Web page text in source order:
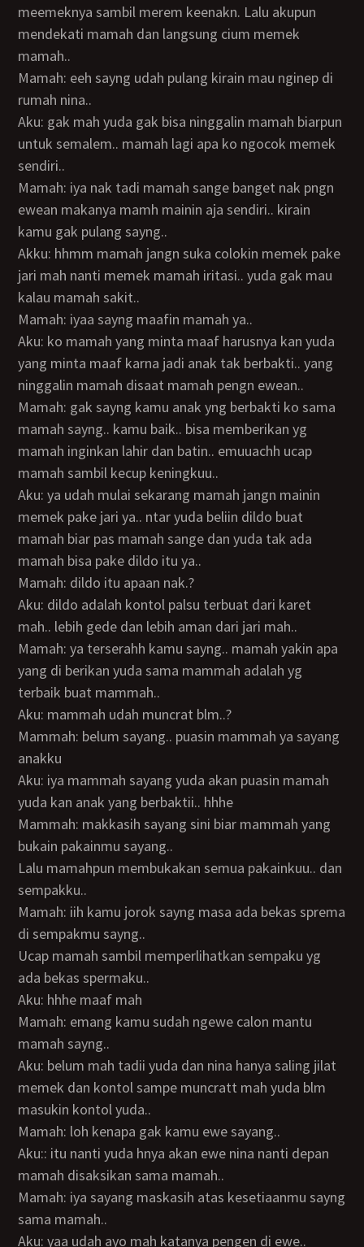
meemeknya sambil merem keenakn. Lalu akupun
mendekati mamah dan langsung cium memek
mamah..
Mamah: eeh sayng udah pulang kirain mau nginep di
rumah nina..
Aku: gak mah yuda gak bisa ninggalin mamah biarpun
untuk semalem.. mamah lagi apa ko ngocok memek
sendiri..
Mamah: iya nak tadi mamah sange banget nak pngn
ewean makanya mamh mainin aja sendiri.. kirain
kamu gak pulang sayng..
Akku: hhmm mamah jangn suka colokin memek pake
jari mah nanti memek mamah iritasi.. yuda gak mau
kalau mamah sakit..
Mamah: iyaa sayng maafin mamah ya..
Aku: ko mamah yang minta maaf harusnya kan yuda
yang minta maaf karna jadi anak tak berbakti.. yang
ninggalin mamah disaat mamah pengn ewean..
Mamah: gak sayng kamu anak yng berbakti ko sama
mamah sayng.. kamu baik.. bisa memberikan yg
mamah inginkan lahir dan batin.. emuuachh ucap
mamah sambil kecup keningkuu..
Aku: ya udah mulai sekarang mamah jangn mainin
memek pake jari ya.. ntar yuda beliin dildo buat
mamah biar pas mamah sange dan yuda tak ada
mamah bisa pake dildo itu ya..
Mamah: dildo itu apaan nak.?
Aku: dildo adalah kontol palsu terbuat dari karet
mah.. lebih gede dan lebih aman dari jari mah..
Mamah: ya terserahh kamu sayng.. mamah yakin apa
yang di berikan yuda sama mammah adalah yg
terbaik buat mammah..
Aku: mammah udah muncrat blm..?
Mammah: belum sayang.. puasin mammah ya sayang
anakku
Aku: iya mammah sayang yuda akan puasin mamah
yuda kan anak yang berbaktii.. hhhe
Mammah: makkasih sayang sini biar mammah yang
bukain pakainmu sayang..
Lalu mamahpun membukakan semua pakainkuu.. dan
sempakku..
Mamah: iih kamu jorok sayng masa ada bekas sprema
di sempakmu sayng..
Ucap mamah sambil memperlihatkan sempaku yg
ada bekas spermaku..
Aku: hhhe maaf mah
Mamah: emang kamu sudah ngewe calon mantu
mamah sayng..
Aku: belum mah tadii yuda dan nina hanya saling jilat
memek dan kontol sampe muncratt mah yuda blm
masukin kontol yuda..
Mamah: loh kenapa gak kamu ewe sayang..
Aku:: itu nanti yuda hnya akan ewe nina nanti depan
mamah disaksikan sama mamah..
Mamah: iya sayang maskasih atas kesetiaanmu sayng
sama mamah..
Aku: yaa udah ayo mah katanya pengen di ewe..